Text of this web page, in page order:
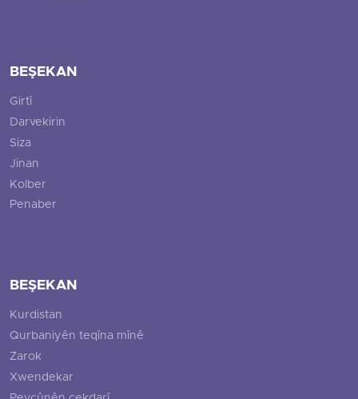
BEŞEKAN
Girtî
Darvekirin
Siza
Jinan
Kolber
Penaber
BEŞEKAN
Kurdistan
Qurbaniyên teqîna mînê
Zarok
Xwendekar